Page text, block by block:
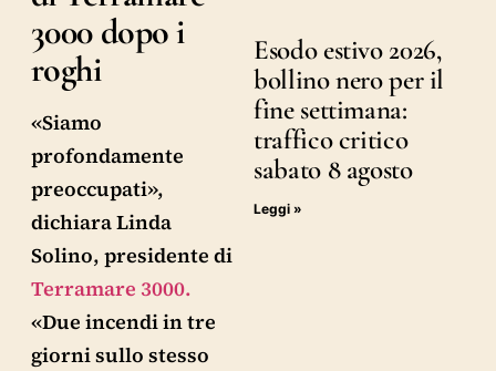
3000 dopo i
roghi
«Siamo
profondamente
preoccupati»,
dichiara Linda
Solino, presidente di
Terramare 3000.
«Due incendi in tre
giorni sullo stesso
Esodo estivo 2026,
bollino nero per il
fine settimana:
traffico critico
sabato 8 agosto
Leggi »